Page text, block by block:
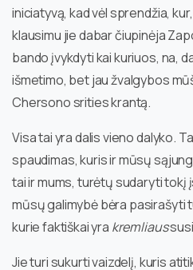
iniciatyvą, kad vėl sprendžia,
klausimu jie dabar čiupinėja
bando įvykdyti kai kuriuos, na,
išmetimo, bet jau žvalgybos
Chersono srities krantą.
Visa tai yra dalis vieno dalyko.
spaudimas, kuris ir mūsų
tai ir mums, turėtų sudaryti tokį
mūsų galimybė bėra pasirašyti
kurie faktiškai yra kremliaus
Jie turi sukurti vaizdelį, kuris